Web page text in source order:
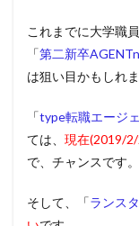
これまでに大学職
「第二新卒
は狙い目かもしれま
「type転職エージ
ては、 現在(2019/
で、チャンスです。
そして、「ランス